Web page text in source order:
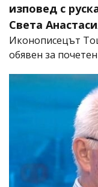
изповед с
Света
Иконописецът
обявен за